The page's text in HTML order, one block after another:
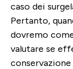
caso dei
Pertanto,
dovremo
valutare se